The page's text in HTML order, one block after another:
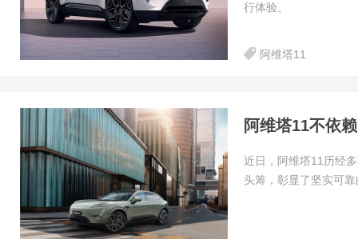
行体验。
阿维塔11
阿维塔11不依
近日，阿维塔11历经
头筹，彰显了坚实可